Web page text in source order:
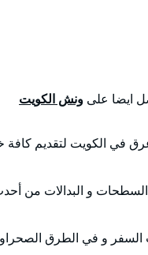
ايضا على ونش الكويت
في الكويت لتقديم
و البدالات من أحدث
و في الطرق